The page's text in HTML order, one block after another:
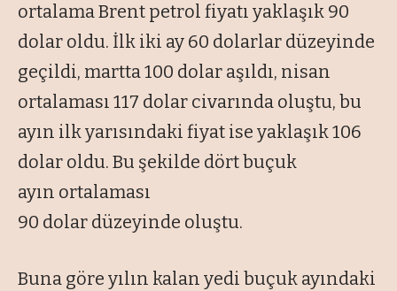
ortalama Brent petrol fiyatı yaklaşık 90
dolar oldu. İlk iki ay 60 dolarlar düzeyinde
geçildi, martta 100 dolar aşıldı, nisan
ortalaması 117 dolar civarında oluştu, bu
ayın ilk yarısındaki fiyat ise yaklaşık 106
dolar oldu. Bu şekilde dört buçuk
ayın ortalaması
90 dolar düzeyinde oluştu.
Buna göre yılın kalan yedi buçuk ayındaki